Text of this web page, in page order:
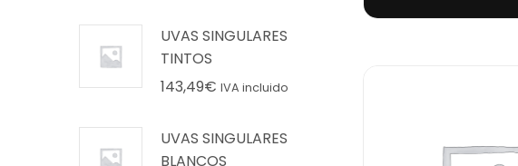
UVAS SINGULARES
TINTOS
143,49€ IVA incluido
UVAS SINGULARES
BLANCOS